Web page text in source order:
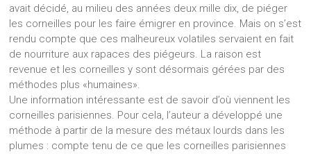
avait décidé, au milieu des années deux mille dix, de piéger
les corneilles pour les faire émigrer en province. Mais on s’est
rendu compte que ces malheureux volatiles servaient en fait
de nourriture aux rapaces des piégeurs. La raison est
revenue et les corneilles y sont désormais gérées par des
méthodes plus «humaines».
Une information intéressante est de savoir d’où viennent les
corneilles parisiennes. Pour cela, l’auteur a développé une
méthode à partir de la mesure des métaux lourds dans les
plumes : compte tenu de ce que les corneilles parisiennes